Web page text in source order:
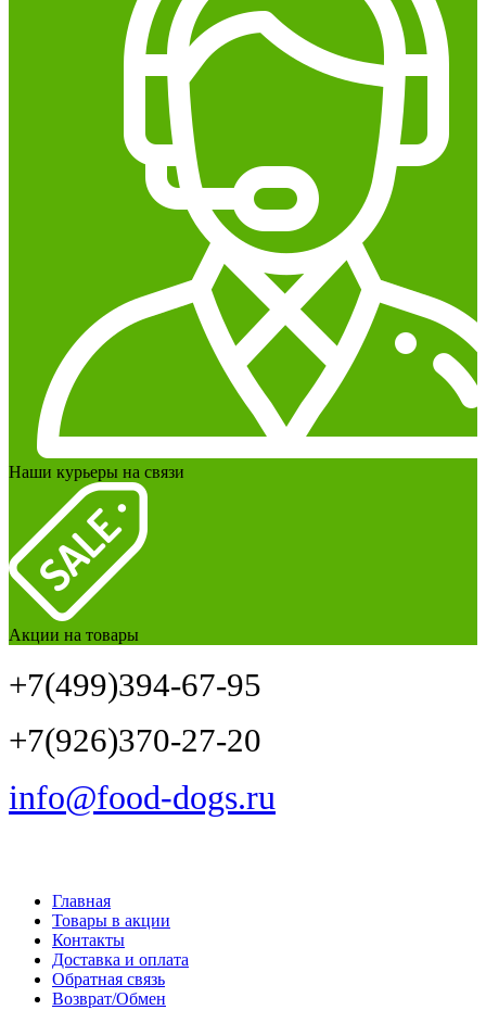
Наши курьеры на связи
Акции на товары
+7(499)394-67-95
+7(926)370-27-20
info@food-dogs.ru
Главная
Товары в акции
Контакты
Доставка и оплата
Обратная связь
Возврат/Обмен